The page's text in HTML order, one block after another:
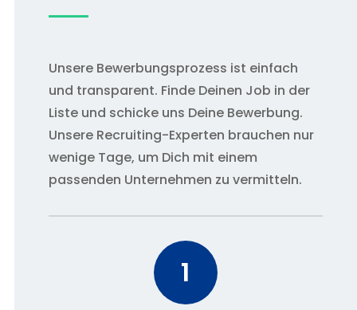
Unsere Bewerbungsprozess ist einfach
und transparent. Finde Deinen Job in der
Liste und schicke uns Deine Bewerbung.
Unsere Recruiting-Experten brauchen nur
wenige Tage, um Dich mit einem
passenden Unternehmen zu vermitteln.
1